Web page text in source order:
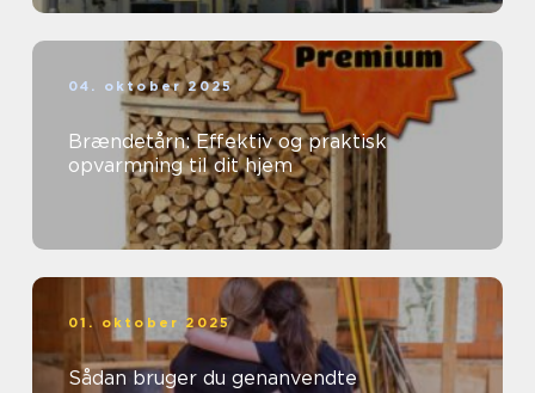
04. oktober 2025
Brændetårn: Effektiv og praktisk
opvarmning til dit hjem
01. oktober 2025
Sådan bruger du genanvendte